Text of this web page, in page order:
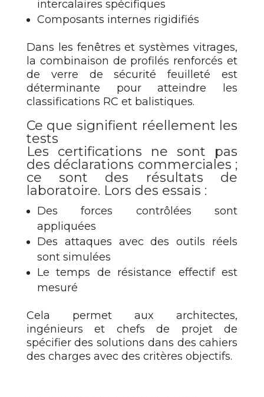
intercalaires spécifiques
Composants internes rigidifiés
Dans les fenêtres et systèmes vitrages,
la combinaison de profilés renforcés et
de verre de sécurité feuilleté est
déterminante pour atteindre les
classifications RC et balistiques.
Ce que signifient réellement les
tests
Les certifications ne sont pas
des déclarations commerciales ;
ce sont des résultats de
laboratoire. Lors des essais :
Des forces contrôlées sont
appliquées
Des attaques avec des outils réels
sont simulées
Le temps de résistance effectif est
mesuré
Cela permet aux architectes,
ingénieurs et chefs de projet de
spécifier des solutions dans des cahiers
des charges avec des critères objectifs.